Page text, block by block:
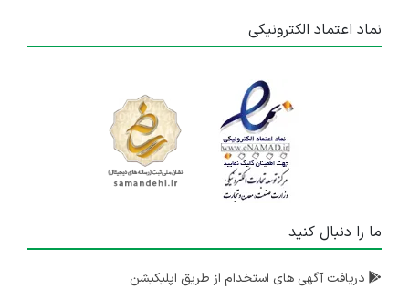
نماد اعتماد الکترونیکی
ما را دنبال کنید
دریافت آگهی های استخدام از طریق اپلیکیشن